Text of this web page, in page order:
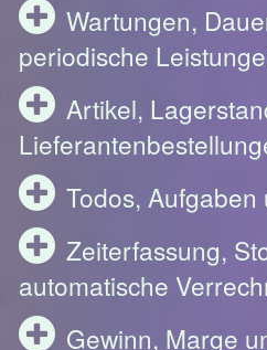
Wartungen,
periodische
Artikel,
Todos,
Zeiterfassung,
automatische
Gewinn, Marge